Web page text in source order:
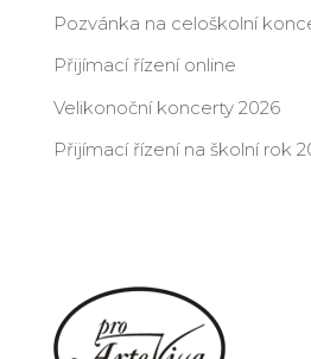
Pozvánka na celoškolní
Přijímací řízení online
Velikonoční koncerty 2026
Přijímací řízení na školní rok